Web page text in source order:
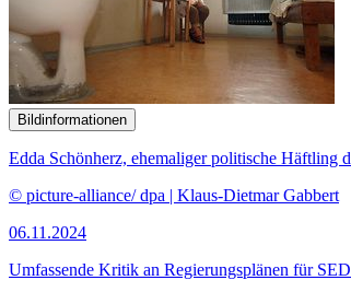
Bildinformationen
Edda Schönherz, ehemaliger politische Häftling
© picture-alliance/ dpa | Klaus-Dietmar Gabbert
06.11.2024
Umfassende Kritik an Regierungsplänen für